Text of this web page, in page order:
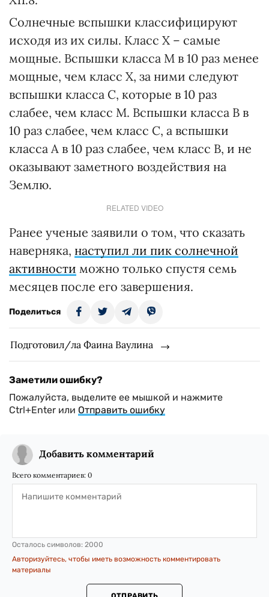
Солнечные вспышки классифицируют
исходя из их силы. Класс Х – самые
мощные. Вспышки класса M в 10 раз менее
мощные, чем класс X, за ними следуют
вспышки класса C, которые в 10 раз
слабее, чем класс M. Вспышки класса B в
10 раз слабее, чем класс C, а вспышки
класса A в 10 раз слабее, чем класс B, и не
оказывают заметного воздействия на
Землю.
RELATED VIDEO
Ранее ученые заявили о том, что сказать
наверняка, наступил ли пик солнечной
активности можно только спустя семь
месяцев после его завершения.
Поделиться
Подготовил/ла Фаина Ваулина
Заметили ошибку?
Пожалуйста, выделите ее мышкой и нажмите
Ctrl+Enter или Отправить ошибку
Добавить комментарий
Всего комментариев: 0
Осталось символов: 2000
Авторизуйтесь, чтобы иметь возможность комментировать
материалы